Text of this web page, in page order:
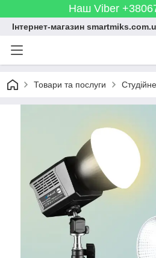
Наш Viber
Інтернет-магазин
Товари та послуги